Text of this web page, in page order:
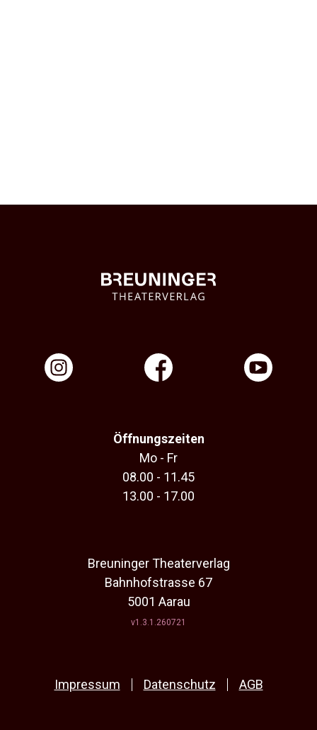
Öffnungszeiten
Mo - Fr
08.00 - 11.45
13.00 - 17.00
Breuninger Theaterverlag
Bahnhofstrasse 67
5001 Aarau
v1.3.1.260721
Impressum Datenschutz AGB